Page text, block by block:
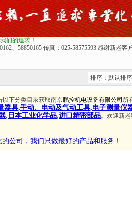
们的追求！
、58850165 传真：025-58575593 感谢新老
排序：默认排序
以下分类目录获取南京鹏控机电设备有限公司 所
器具,手动、电动及气动工具,电子测量仪
, 日本工业化学品,进口精密部品。欢迎新
公司， 我们只做最好的产品和服务！